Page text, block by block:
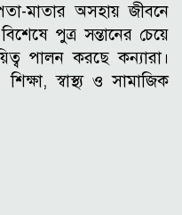
মাতার অসহায় জীবনে
পুত্র সন্তানের চেয়ে
পালন করছে কন্যারা।
স্বাস্থ্য ও সামাজিক